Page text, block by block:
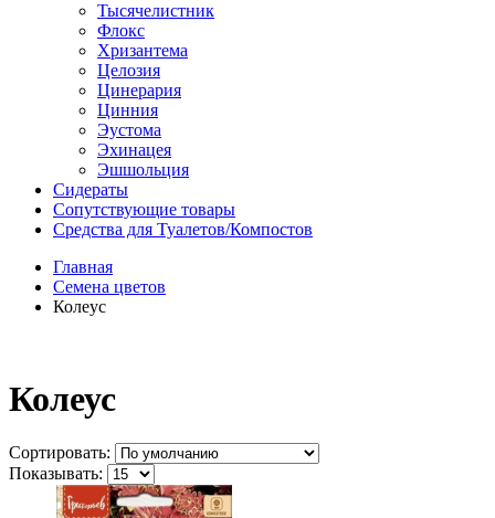
Тысячелистник
Флокс
Хризантема
Целозия
Цинерария
Цинния
Эустома
Эхинацея
Эшшольция
Сидераты
Сопутствующие товары
Средства для Туалетов/Компостов
Главная
Семена цветов
Колеус
Колеус
Сортировать:
Показывать: